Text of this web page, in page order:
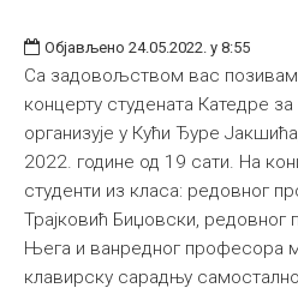
Објављено 24.05.2022. у 8:55
Са задовољством вас
концерту студената Катедре
организује у Кући Ђуре
2022. године од 19 сати. На
студенти из класа: редовног
Трајковић Биџовски,
Њега и ванредног професора
клавирску сарадњу